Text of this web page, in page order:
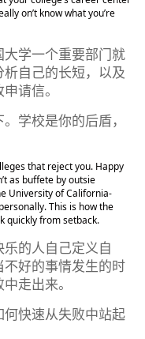
on’t know what you’re
学一个重要部门就
自己的长短，以及
请信。
学校是你的后盾，
that reject you. Happy
as buffete by outsie
University of California-
This is how the
quickly from setback.
的人自己定义自
好的事情发生的时
走出来。
快速从失败中站起